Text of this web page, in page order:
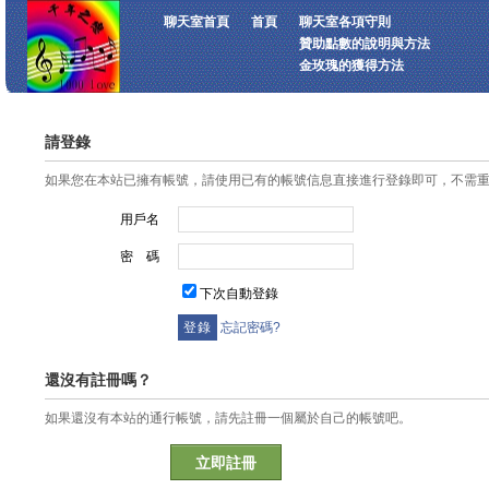
聊天室首頁 首頁
聊天室各項守則
贊助點數的說明與方法
金玫瑰的獲得方法
請登錄
如果您在本站已擁有帳號，請使用已有的帳號信息直接進行登錄即可，不需
用戶名
密 碼
下次自動登錄
忘記密碼?
還沒有註冊嗎？
如果還沒有本站的通行帳號，請先註冊一個屬於自己的帳號吧。
立即註冊